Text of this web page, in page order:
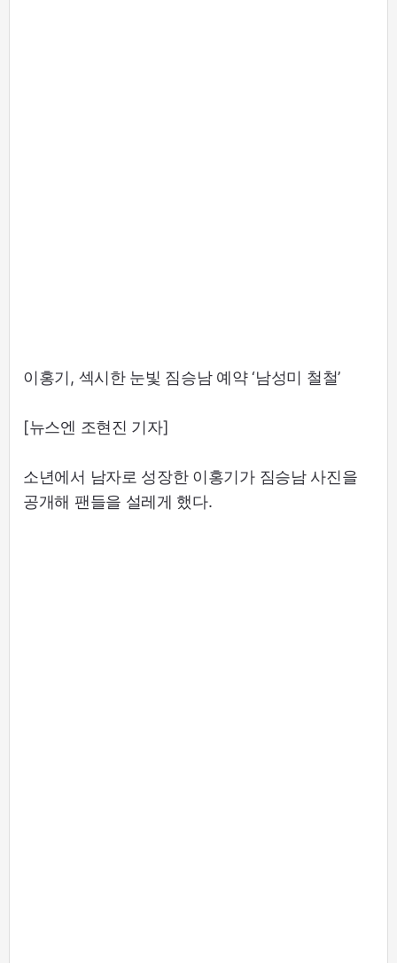
이홍기, 섹시한 눈빛 짐승남 예약 ‘남성미 철철’
[뉴스엔 조현진 기자]
소년에서 남자로 성장한 이홍기가 짐승남 사진을
공개해 팬들을 설레게 했다.